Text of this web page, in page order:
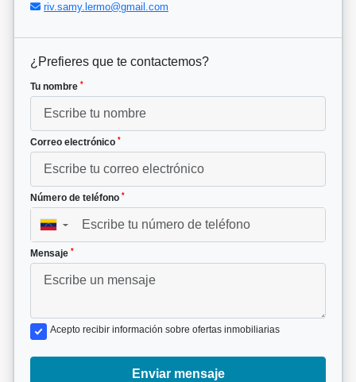
riv.samy.lermo@gmail.com
¿Prefieres que te contactemos?
Tu nombre *
Correo electrónico *
Número de teléfono *
▼
Mensaje *
Acepto recibir información sobre ofertas inmobiliarias
Enviar mensaje